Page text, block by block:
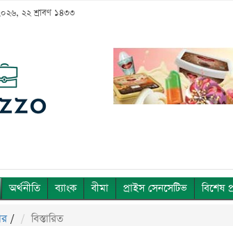
২২ শ্রাবণ ১৪৩৩
অর্থনীতি ব্যাংক বীমা প্রাইস সেনসেটিভ বিশেষ
/ বিস্তারিত